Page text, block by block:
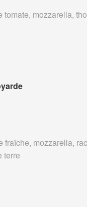
tomate, mozzarella,
fraîche, mozzarella,
terre